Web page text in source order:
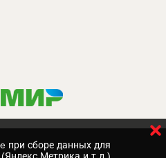
при сборе данных для